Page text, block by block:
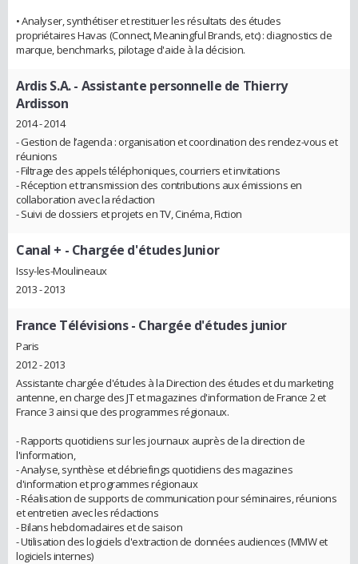
• Analyser, synthétiser et restituer les résultats des études
propriétaires Havas (Connect, Meaningful Brands, etc) : diagnostics de
marque, benchmarks, pilotage d'aide à la décision.
Ardis S.A.- Assistante personnelle de Thierry
Ardisson
2014 - 2014
- Gestion de l’agenda : organisation et coordination des rendez-vous et
réunions
- Filtrage des appels téléphoniques, courriers et invitations
- Réception et transmission des contributions aux émissions en
collaboration avec la rédaction
- Suivi de dossiers et projets en TV, Cinéma, Fiction
Canal + - Chargée d'études Junior
Issy-les-Moulineaux
2013 - 2013
France Télévisions- Chargée d'études junior
Paris
2012 - 2013
Assistante chargée d'études à la Direction des études et du marketing
antenne, en charge des JT et magazines d'information de France 2 et
France 3 ainsi que des programmes régionaux.
- Rapports quotidiens sur les journaux auprès de la direction de
l'information,
- Analyse, synthèse et débriefings quotidiens des magazines
d'information et programmes régionaux
- Réalisation de supports de communication pour séminaires, réunions
et entretien avec les rédactions
- Bilans hebdomadaires et de saison
- Utilisation des logiciels d'extraction de données audiences (MMW et
logiciels internes)